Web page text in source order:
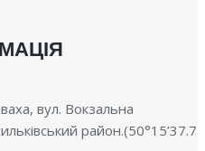
вул. Вокзальна
район.(50°15’37.7